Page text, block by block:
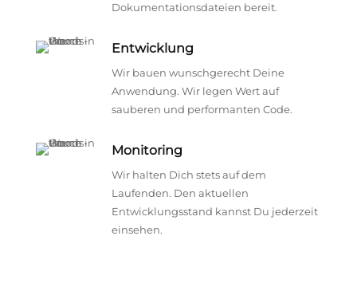
Dokumentationsdateien bereit.
Entwicklung
Wir bauen wunschgerecht Deine
Anwendung. Wir legen Wert auf
sauberen und performanten Code.
Monitoring
Wir halten Dich stets auf dem
Laufenden. Den aktuellen
Entwicklungsstand kannst Du jederzeit
einsehen.